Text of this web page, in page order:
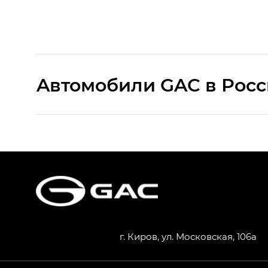
Aвтомобили GAC в
HYPTEC HT — Хайптек Эйч Ти (HYPTEC
GL
г. Киров, ул. Московская, 106а